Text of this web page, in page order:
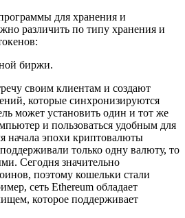
для хранения и
различить по типу хранения и
биржи.
своим клиентам и создают
которые синхронизируются
может установить один и тот же
и пользоваться удобным для
начала эпохи криптовалюты
только одну валюту, то
Сегодня значительно
поэтому кошельки стали
сеть Ethereum обладает
которое поддерживает